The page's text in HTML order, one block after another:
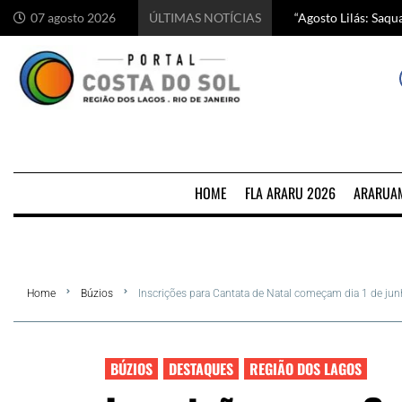
07 agosto 2026 ÚLTIMAS NOTÍCIAS “Agosto Lilás:
Começa hoje em
Chef italiano
5 motivos para
HOME FLA ARARU 2026
Home Búzios Inscrições para Cantata de Natal começam dia 1 de
BÚZIOS DESTAQUES REGIÃO DOS LAGOS